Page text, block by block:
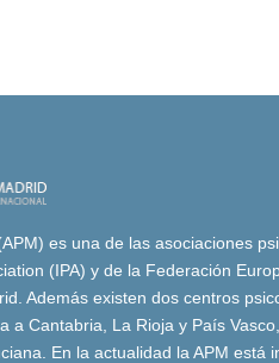
es una de las asociaciones
(IPA) y de la Federación
Además existen dos centros
a Cantabria, La Rioja y País
En la actualidad la APM está